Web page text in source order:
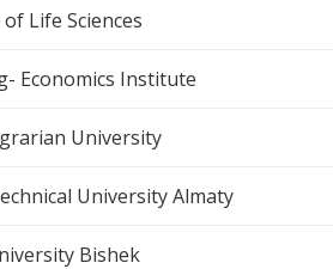
Life Sciences
Economics Institute
University
University Almaty
Bishek